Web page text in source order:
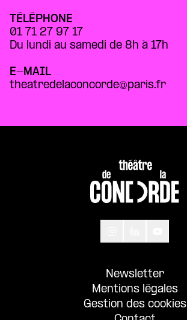
TÉLÉPHONE
01 71 27 97 17
Du lundi au samedi de 8h à 17h
E-MAIL
theatredelaconcorde@paris.fr
Newsletter
Mentions légales
Gestion des cookies